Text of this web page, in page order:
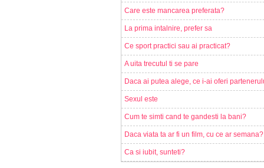
Care este mancarea preferata?
La prima intalnire, prefer sa
Ce sport practici sau ai practicat?
A uita trecutul ti se pare
Daca ai putea alege, ce i-ai oferi
Sexul este
Cum te simti cand te gandesti la bani?
Daca viata ta ar fi un film, cu ce ar semana?
Ca si iubit, sunteti?